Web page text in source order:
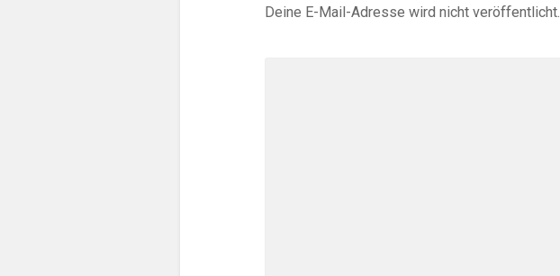
Deine E-Mail-Adresse wird nicht veröffentlicht.